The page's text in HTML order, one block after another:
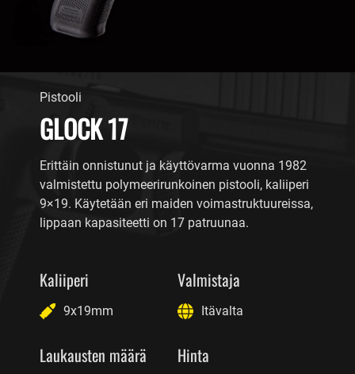
Pistooli
GLOCK 17
Erittäin onnistunut ja käyttövarma vuonna 1982
valmistettu polymeerirunkoinen pistooli, kaliiperi
9×19. Käytetään eri maiden voimastruktuureissa,
lippaan kapasiteetti on 17 patruunaa.
Kaliiperi
9x19mm
Valmistaja
Itävalta
Laukausten määrä Hinta